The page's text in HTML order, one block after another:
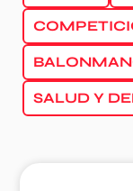
SALUD Y